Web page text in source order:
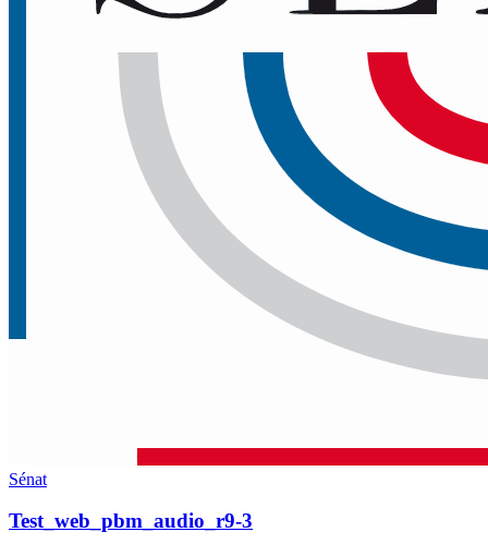
Sénat
Test_web_pbm_audio_r9-3